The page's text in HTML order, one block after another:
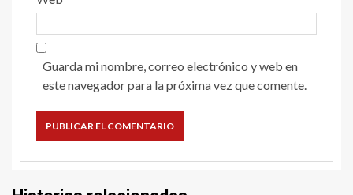
Guarda mi nombre, correo electrónico y web en
este navegador para la próxima vez que comente.